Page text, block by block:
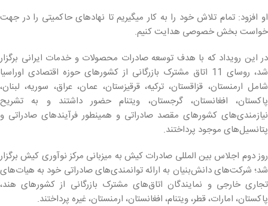
او افزود: تمام تلاش خود را به کار میگیریم تا نهادهای حاکمیتی را در جهت
خواست بخش خصوصی هدایت کنیم.
در این رویداد که با هدف توسعه صادرات محصولات و خدمات ایرانی برگزار
شد، روسای 11 اتاق مشترک بازرگانی از کشورهای حوزه اقتصادی اوراسیا
شامل ارمنستان، قزاقستان، ترکیه، قرقیزستان، عمان، عراق، سوریه، لبنان،
پاکستان، افغانستان، گرجستان، ویتنام حضور داشتند و به تشریح
نیازمندی‌های کشورهای مقصد صادراتی و همینطور فرآیندهای صادراتی و
پتانسیل‌های موجود پرداختند.
روز دوم اجلاس بین المللی صادرات کیش به میزبانی مرکز نوآوری کیش برگزار
شد؛ شرکت‌های دانش‌بنیان به ارائه توانمندی‌های صادراتی خود به هیات‌های
تجاری خارجی و نمایندگان اتاق‌های مشترک بازرگانی از کشورهای هند،
پاکستان، امارات، قطر، ویتنام، افغانستان، ارمنستان، غیره پرداختند.